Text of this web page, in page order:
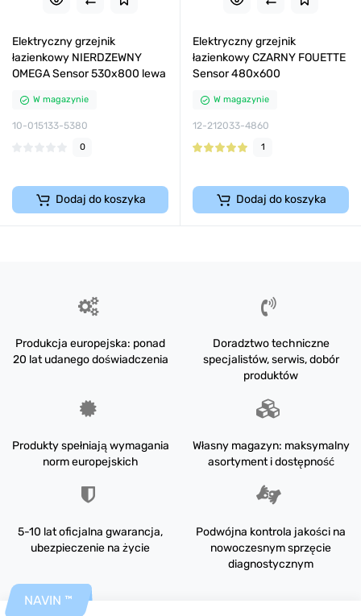
Elektryczny grzejnik
łazienkowy NIERDZEWNY
OMEGA Sensor 530х800 lewa
W magazynie
10-015133-5380
0
Dodaj do koszyka
Elektryczny grzejnik
łazienkowy CZARNY FOUETTE
Sensor 480х600
W magazynie
12-212033-4860
1
Dodaj do koszyka
Produkcja europejska: ponad
20 lat udanego doświadczenia
Doradztwo techniczne
specjalistów, serwis, dobór
produktów
Produkty spełniają wymagania
norm europejskich
Własny magazyn: maksymalny
asortyment i dostępność
5-10 lat oficjalna gwarancja,
ubezpieczenie na życie
Podwójna kontrola jakości na
nowoczesnym sprzęcie
diagnostycznym
NAVIN ™